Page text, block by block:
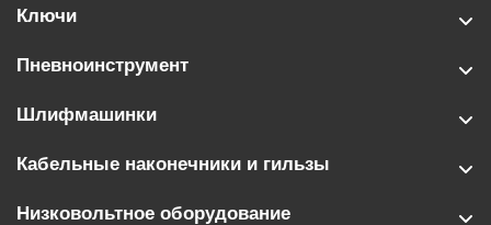
Ключи
Пневноинструмент
Шлифмашинки
Кабельные наконечники и гильзы
Низковольтное оборудование